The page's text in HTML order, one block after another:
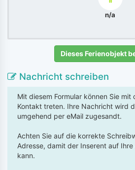
n/a
Dieses Ferienobjekt
Nachricht schreiben
Mit diesem Formular können Sie mit
Kontakt treten. Ihre Nachricht wird
umgehend per eMail zugesandt.
Achten Sie auf die korrekte
Adresse, damit der Inserent auf
kann.